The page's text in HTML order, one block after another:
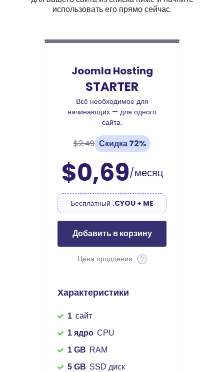
использовать его прямо сейчас.
Joomla Hosting
STARTER
Всё необходимое для
начинающих — для одного
сайта.
$2.49 Скидка 72%
$0,69/месяц
Бесплатный .CYOU + ME
Добавить в корзину
Цена продления
Характеристики
1 сайт
1 ядро CPU
1 GB RAM
5 GB SSD диск